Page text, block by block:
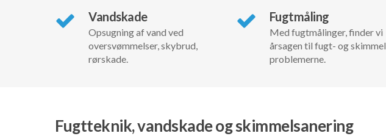
Vandskade
Opsugning af vand ved
oversvømmelser, skybrud,
rørskade.
Fugtmåling
Med fugtmålinger, finder vi
årsagen til fugt- og skimmel
problemerne.
Fugtteknik, vandskade og skimmelsanering